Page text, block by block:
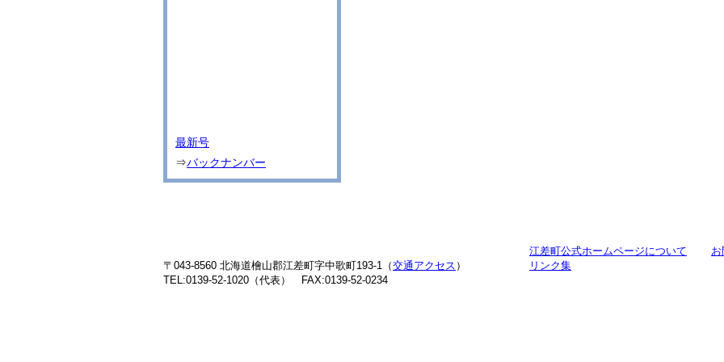
最新号
⇒バックナンバー
〒043-8560 北海道檜山郡江差町字中歌町193-1（交通アクセス ）
TEL:0139-52-1020（代表） FAX:0139-52-0234
江差町公式ホームページについて
リンク集